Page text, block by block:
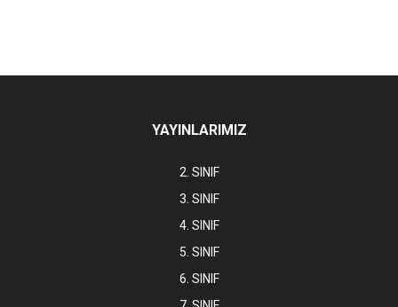
YAYINLARIMIZ
2. SINIF
3. SINIF
4. SINIF
5. SINIF
6. SINIF